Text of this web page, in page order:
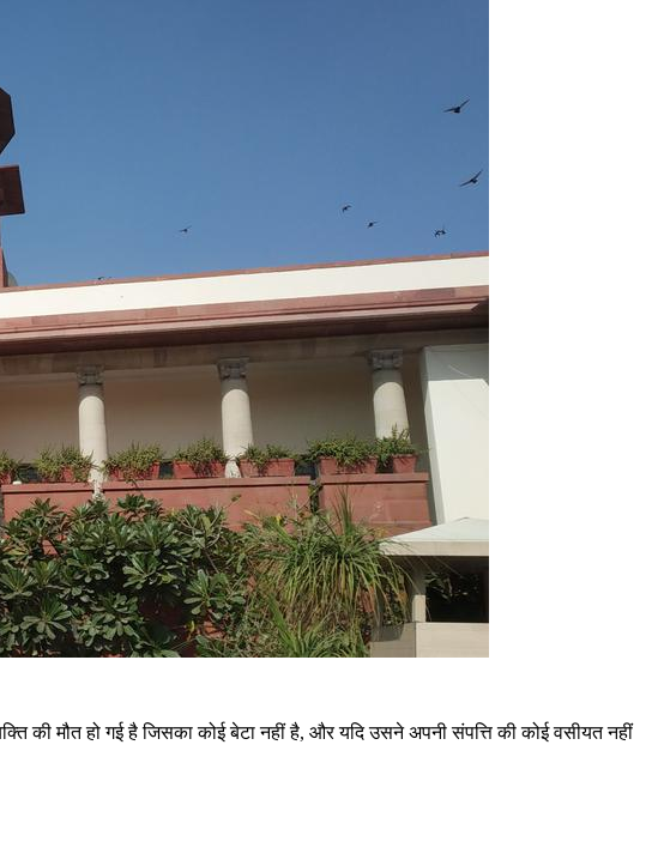
की मौत हो गई है जिसका कोई बेटा नहीं है, और यदि उसने अपनी संपत्ति की कोई वसीयत नहीं